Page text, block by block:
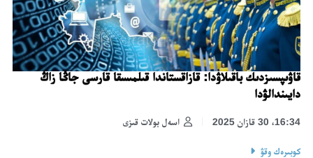
قاۋىپسىزدىك باقىلاۋدا: قازاقستاندا قىلمىسقا قارسى جاڭا زاڭ
دايىندالۋدا
اسەل بولات قىزى 16:34، 30 قازان 2025
كوبىرەك وقۋ